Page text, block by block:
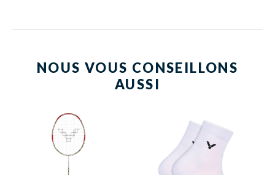
NOUS VOUS CONSEILLONS
AUSSI